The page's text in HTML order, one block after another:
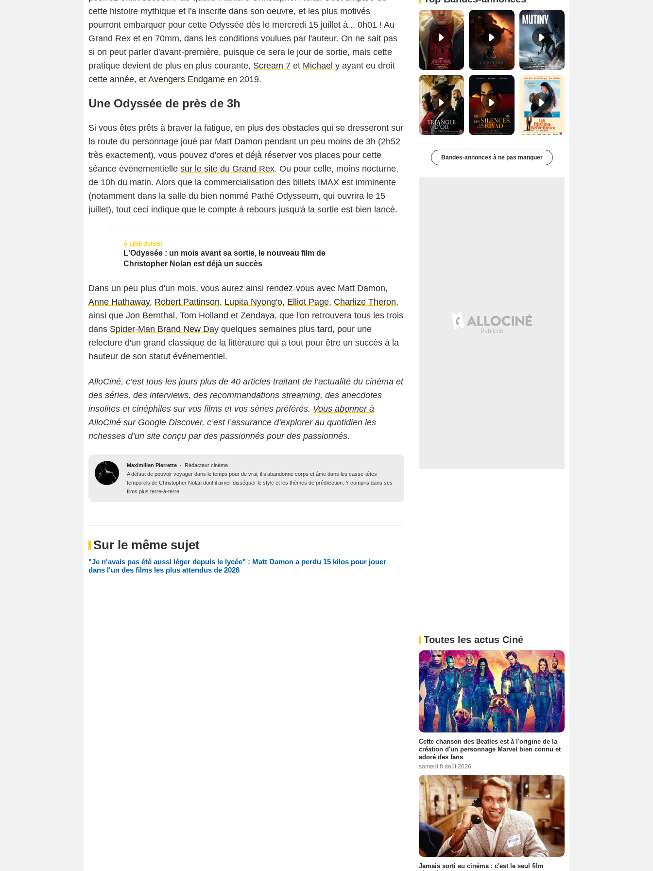
cette histoire mythique et l'a inscrite dans son oeuvre, et les plus motivés
pourront embarquer pour cette Odyssée dès le mercredi 15 juillet à... 0h01 ! Au
Grand Rex et en 70mm, dans les conditions voulues par l'auteur. On ne sait pas
si on peut parler d'avant-première, puisque ce sera le jour de sortie, mais cette
pratique devient de plus en plus courante, Scream 7 et Michael y ayant eu droit
cette année, et Avengers Endgame en 2019.
Une Odyssée de près de 3h
Si vous êtes prêts à braver la fatigue, en plus des obstacles qui se dresseront sur
la route du personnage joué par Matt Damon pendant un peu moins de 3h (2h52
très exactement), vous pouvez d'ores et déjà réserver vos places pour cette
séance événementielle sur le site du Grand Rex. Ou pour celle, moins nocturne,
de 10h du matin. Alors que la commercialisation des billets IMAX est imminente
(notamment dans la salle du bien nommé Pathé Odysseum, qui ouvrira le 15
juillet), tout ceci indique que le compte à rebours jusqu'à la sortie est bien lancé.
L'Odyssée : un mois avant sa sortie, le nouveau film de
Christopher Nolan est déjà un succès
Dans un peu plus d'un mois, vous aurez ainsi rendez-vous avec Matt Damon,
Anne Hathaway, Robert Pattinson, Lupita Nyong'o, Elliot Page, Charlize Theron,
ainsi que Jon Bernthal , Tom Holland et Zendaya, que l'on retrouvera tous les trois
dans Spider-Man Brand New Day quelques semaines plus tard, pour une
relecture d'un grand classique de la littérature qui a tout pour être un succès à la
hauteur de son statut événementiel.
AlloCiné, c’est tous les jours plus de 40 articles traitant de l’actualité du cinéma et
des séries, des interviews, des recommandations streaming, des anecdotes
insolites et cinéphiles sur vos films et vos séries préférés. Vous abonner à
AlloCiné sur Google Discover, c’est l’assurance d’explorer au quotidien les
richesses d’un site conçu par des passionnés pour des passionnés.
Maximilien Pierrette -
Rédacteur cinéma
A défaut de pouvoir voyager dans le temps pour de vrai, il s’abandonne corps et âme dans les casse-têtes
temporels de Christopher Nolan dont il aimer disséquer le style et les thèmes de prédilection. Y compris dans ses
films plus terre-à-terre.
Sur le même sujet
"Je n'avais pas été aussi léger depuis le lycée" : Matt Damon a perdu 15 kilos pour jouer
dans l'un des films les plus attendus de 2026
Spider-Man: Brand New Day Bande-annonce VO STFR L'Odyssée Bande-annonce VO STFR
Les Silences de Riyad Bande-annonce VO STFR Les Matins merveilleux Bande-annonce VF
Bandes-annonces à ne pas manquer
Toutes les actus Ciné
Cette chanson des Beatles est à l'origine de la
création d'un personnage Marvel bien connu et
adoré des fans
samedi 8 août 2026
Jamais sorti au cinéma : c'est le seul film